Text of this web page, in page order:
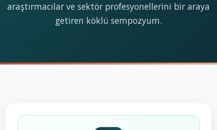
araştırmacılar ve sektör profesyonellerini bir araya
getiren köklü sempozyum.